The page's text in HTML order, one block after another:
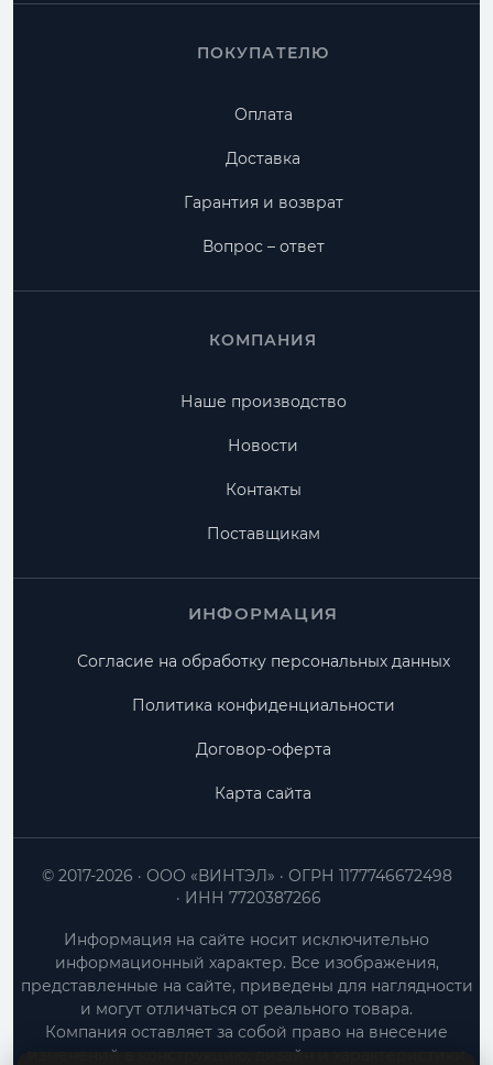
ПОКУПАТЕЛЮ
Оплата
Доставка
Гарантия и возврат
Вопрос – ответ
КОМПАНИЯ
Наше производство
Новости
Контакты
Поставщикам
ИНФОРМАЦИЯ
Согласие на обработку персональных данных
Политика конфиденциальности
Договор-оферта
Карта сайта
ООО «ВИНТЭЛ»
ОГРН 1177746672498
ИНН 7720387266
© 2017-2026
Информация на сайте носит исключительно
информационный характер. Все изображения,
представленные на сайте, приведены для наглядности
и могут отличаться от реального товара.
Компания оставляет за собой право на внесение
изменений в конструкцию, дизайн и характеристики